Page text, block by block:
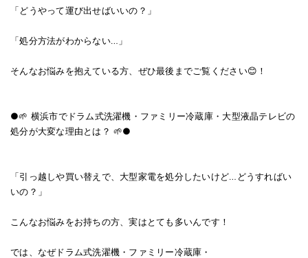
「どうやって運び出せばいいの？」
「処分方法がわからない…」
そんなお悩みを抱えている方、ぜひ最後までご覧ください😊！
●🌱 横浜市でドラム式洗濯機・ファミリー冷蔵庫・大型液晶テレビの
処分が大変な理由とは？ 🌱●
「引っ越しや買い替えで、大型家電を処分したいけど…どうすればい
いの？」
こんなお悩みをお持ちの方、実はとても多いんです！
では、なぜドラム式洗濯機・ファミリー冷蔵庫・